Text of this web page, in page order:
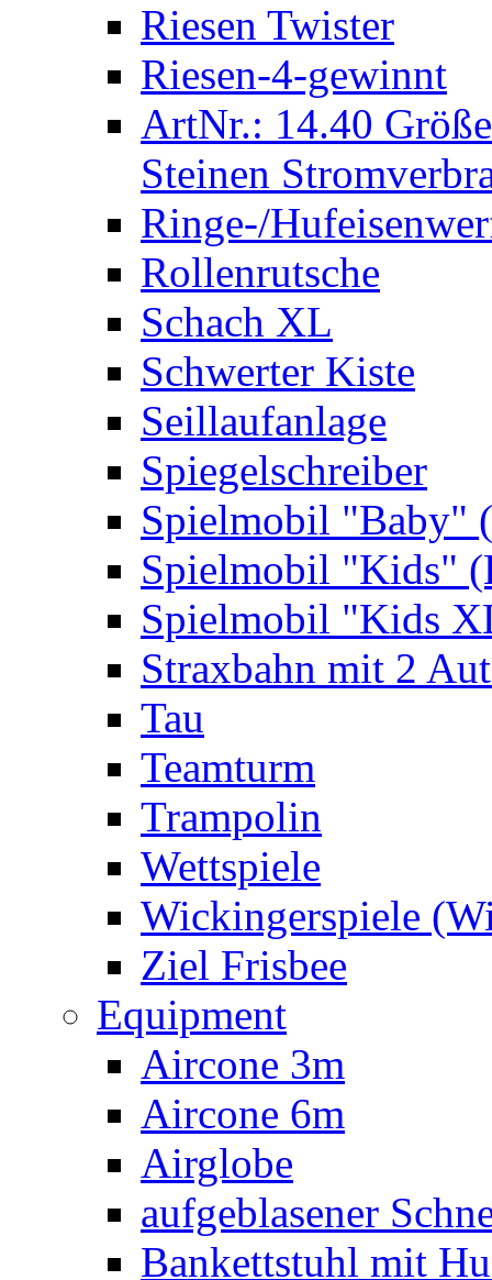
Riesen Twister
Riesen-4-gewinnt
ArtNr.: 14.40
Steinen
Ringe-/
Rollenrutsche
Schach XL
Schwerter Kiste
Seillaufanlage
Spiegelschreiber
Spielmobil "Baby"
Spielmobil "Kids"
Spielmobil "Kids
Straxbahn mit 2
Tau
Teamturm
Trampolin
Wettspiele
Wickingerspiele
Ziel Frisbee
Equipment
Aircone 3m
Aircone 6m
Airglobe
aufgeblasener
Bankettstuhl mit